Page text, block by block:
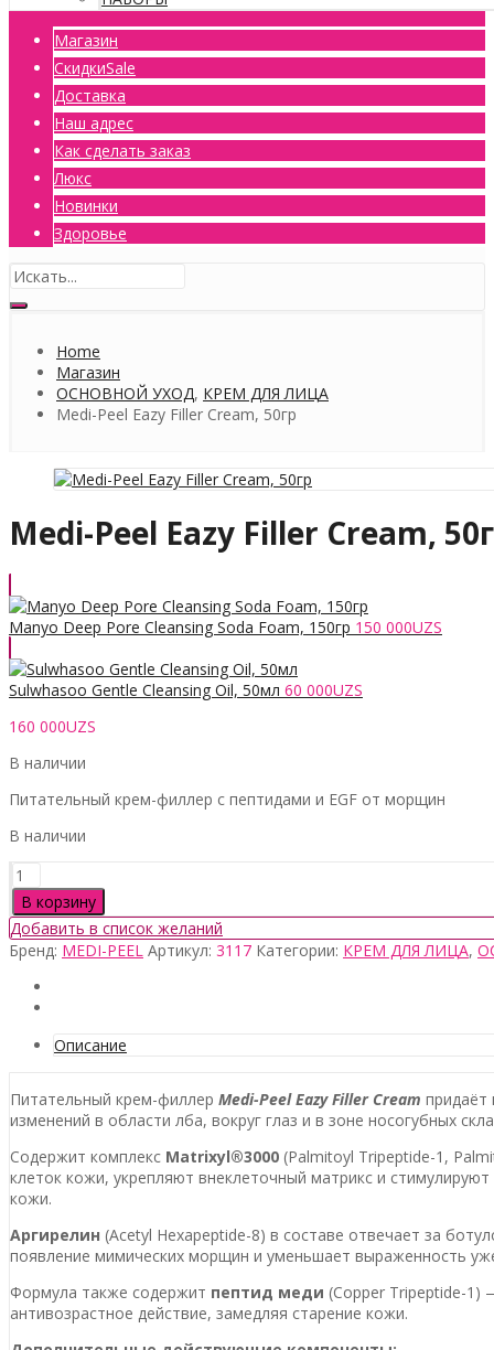
Магазин
СкидкиSale
Доставка
Наш адрес
Как сделать заказ
Люкс
Новинки
Здоровье
Home
Магазин
ОСНОВНОЙ УХОД, КРЕМ ДЛЯ ЛИЦА
Medi-Peel Eazy Filler Cream, 50гр
Medi-Peel Eazy Filler Cream,
Manyo Deep Pore Cleansing Soda Foam, 150гр 150 000UZS
Sulwhasoo Gentle Cleansing Oil, 50мл 60 000UZS
160 000UZS
В наличии
Питательный крем-филлер с пептидами и EGF от морщин
В наличии
Количество
товара
Medi-
Peel
Eazy
В корзину
Добавить в список желаний
Бренд: MEDI-PEEL Артикул: 3117 Категории: КРЕМ ДЛЯ ЛИЦА,
Описание
Питательный крем-филлер Medi-Peel Eazy Filler Cream придаёт
изменений в области лба, вокруг глаз и в зоне носогубных
Содержит комплекс Matrixyl®3000 (Palmitoyl Tripeptide-1,
клеток кожи, укрепляют внеклеточный матрикс и
кожи.
Аргирелин (Acetyl Hexapeptide-8) в составе отвечает за
появление мимических морщин и уменьшает выраженность
Формула также содержит пептид меди (Copper Tripeptide-1)
антивозрастное действие, замедляя старение кожи.